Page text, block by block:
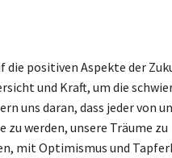
positiven Aspekte der
und Kraft, um die
uns daran, dass jeder von
werden, unsere Träume zu
mit Optimismus und